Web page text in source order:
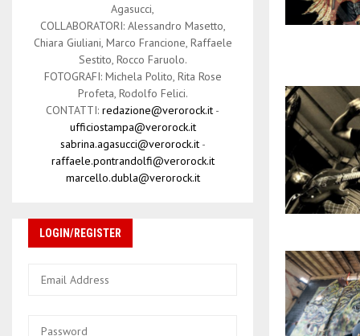
Agasucci,
COLLABORATORI: Alessandro Masetto,
Chiara Giuliani, Marco Francione, Raffaele
Sestito, Rocco Faruolo.
FOTOGRAFI: Michela Polito, Rita Rose
Profeta, Rodolfo Felici.
CONTATTI: redazione@verorock.it -
ufficiostampa@verorock.it
sabrina.agasucci@verorock.it-
raffaele.pontrandolfi@verorock.it
marcello.dubla@verorock.it
LOGIN/REGISTER